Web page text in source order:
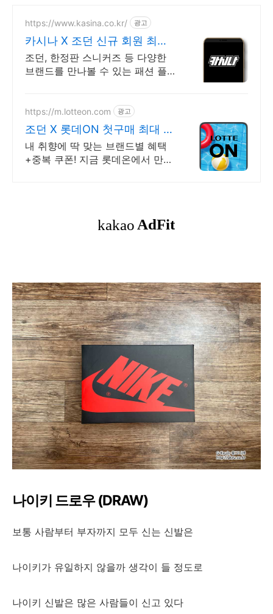
https://www.kasina.co.kr/ 광고
카시나 X 조던 신규 회원 최대
20% 할인
조던, 한정판 스니커즈 등 다양한
브랜드를 만나볼 수 있는 패션 플
https://m.lotteon.com 광고
조던 X 롯데ON 첫구매 최대 5
천원 혜택!
내 취향에 딱 맞는 브랜드별 혜택
+중복 쿠폰! 지금 롯데온에서 만나
나이키 드로우 (DRAW)
보통 사람부터 부자까지 모두 신는 신발은
나이키가 유일하지 않을까 생각이 들 정도로
나이키 신발은 많은 사람들이 신고 있다